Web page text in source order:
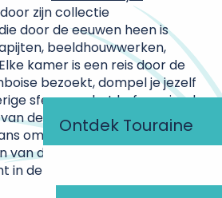
Ontdek Touraine
zijn collectie
door de eeuwen heen is
beeldhouwwerken,
kamer is een reis door de
bezoekt, dompel je jezelf
sfeer van het hof, omringd
de Renaissance. Het kasteel
om je onder te dompelen in
van de vorsten en biedt een
in de culturele rijkdom van